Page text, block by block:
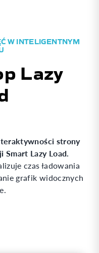
Lazy
W INTELIGENTNYM
strony
Smart Lazy Load.
czas ładowania
grafik widocznych